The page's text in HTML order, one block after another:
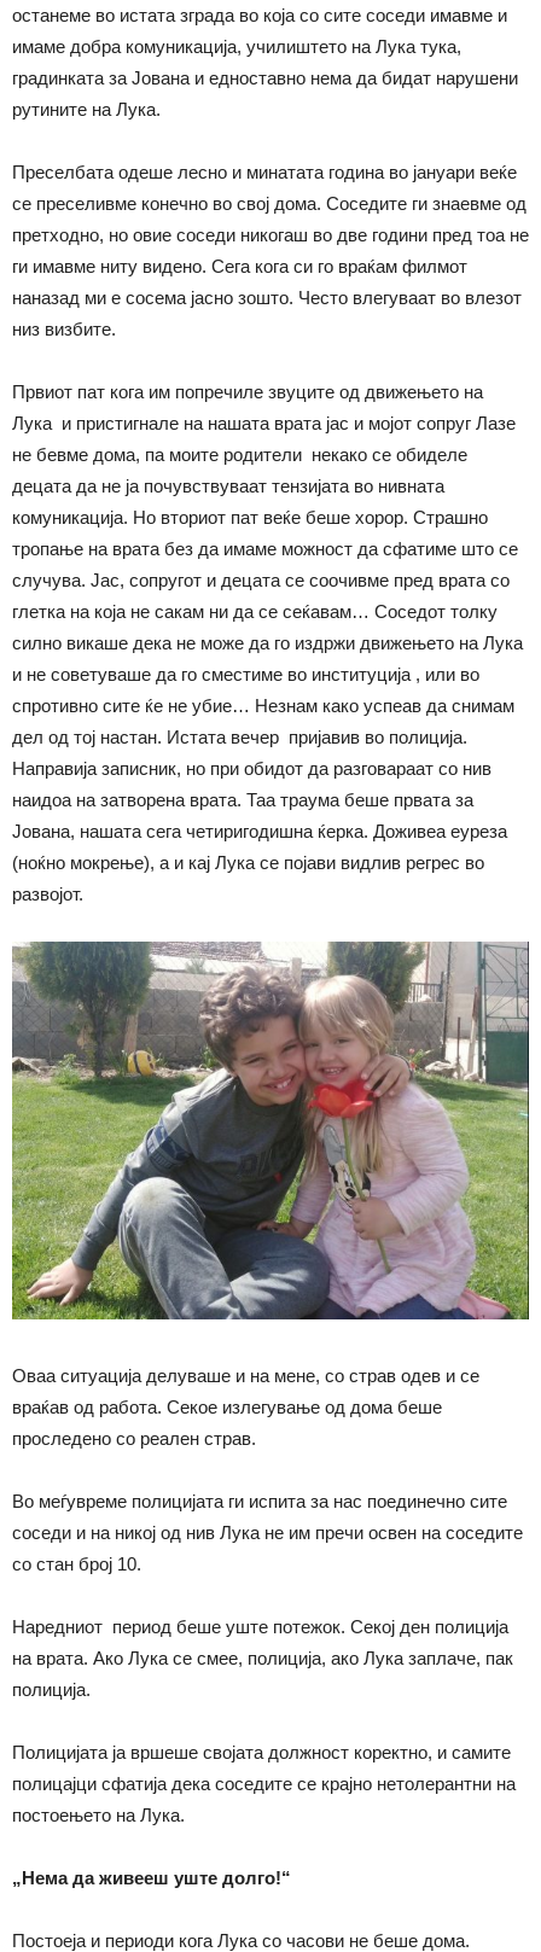
останеме во истата зграда во која со сите соседи имавме и
имаме добра комуникација, училиштето на Лука тука,
градинката за Јована и едноставно нема да бидат нарушени
рутините на Лука.
Преселбата одеше лесно и минатата година во јануари веќе
се преселивме конечно во свој дома. Соседите ги знаевме од
претходно, но овие соседи никогаш во две години пред тоа не
ги имавме ниту видено. Сега кога си го враќам филмот
наназад ми е сосема јасно зошто. Често влегуваат во влезот
низ визбите.
Првиот пат кога им попречиле звуците од движењето на
Лука и пристигнале на нашата врата јас и мојот сопруг Лазе
не бевме дома, па моите родители некако се обиделе
децата да не ја почувствуваат тензијата во нивната
комуникација. Но вториот пат веќе беше хорор. Страшно
тропање на врата без да имаме можност да сфатиме што се
случува. Јас, сопругот и децата се соочивме пред врата со
глетка на која не сакам ни да се сеќавам… Соседот толку
силно викаше дека не може да го издржи движењето на Лука
и не советуваше да го сместиме во институција , или во
спротивно сите ќе не убие… Незнам како успеав да снимам
дел од тој настан. Истата вечер пријавив во полиција.
Направија записник, но при обидот да разговараат со нив
наидоа на затворена врата. Таа траума беше првата за
Јована, нашата сега четиригодишна ќерка. Доживеа еуреза
(ноќно мокрење), а и кај Лука се појави видлив регрес во
развојот.
Оваа ситуација делуваше и на мене, со страв одев и се
враќав од работа. Секое излегување од дома беше
проследено со реален страв.
Во меѓувреме полицијата ги испита за нас поединечно сите
соседи и на никој од нив Лука не им пречи освен на соседите
со стан број 10.
Наредниот период беше уште потежок. Секој ден полиција
на врата. Ако Лука се смее, полиција, ако Лука заплаче, пак
полиција.
Полицијата ја вршеше својата должност коректно, и самите
полицајци сфатија дека соседите се крајно нетолерантни на
постоењето на Лука.
„Нема да живееш уште долго!“
Постоеја и периоди кога Лука со часови не беше дома.